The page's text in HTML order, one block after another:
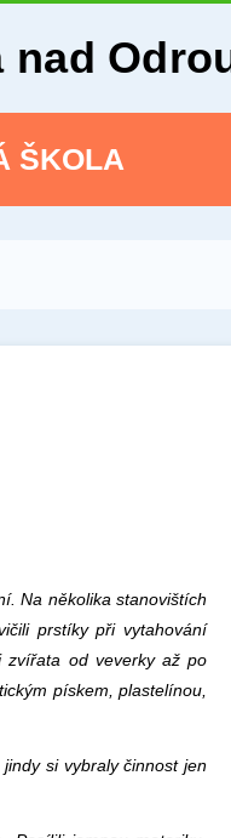
nad
ŠKOLA
Na několika stanovištích
prstíky při vytahování
zvířata od veverky až po
pískem, plastelínou,
si vybraly činnost jen